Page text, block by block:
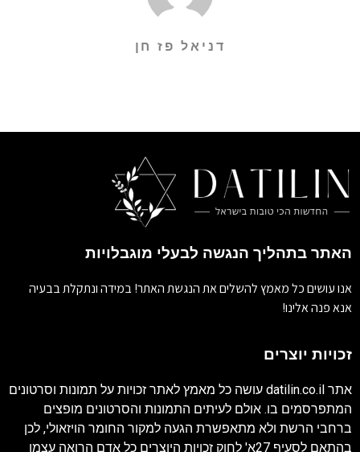
דניאל פז חן
האתר בתהליך הנגשה לבעלי מוגבלויות
אנו עושים כל מאמץ להשלים את הנגשת האתר! במידה ונתקלת בבעיה
אנא פנה אלינו!
זכויות יוצרים
אתר datilin.co.il עושה כל מאמץ לאתר זכויות על תמונות וסרטונים
המתפרסמים בו. אולם לעיתים התמונות והסרטונים מופצים
ברחבי הרשת ולא מתאפשרת הגעה למקור החומר הויזאולי, לכן
בהתאם לסעיף 27א' לחוק זכויות היוצרים כל אדם הרואה עצמו